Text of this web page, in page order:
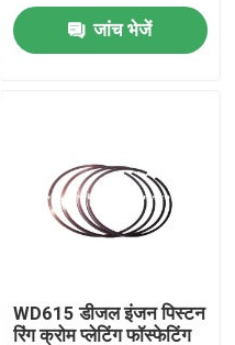
जांच भेजें
WD615 डीजल इंजन पिस्टन
रिंग क्रोम प्लेटिंग फॉस्फेटिंग